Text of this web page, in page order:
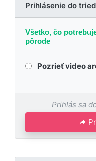
Prihlásenie do
Všetko, čo
pôrode
Pozrieť video
Prihlás sa